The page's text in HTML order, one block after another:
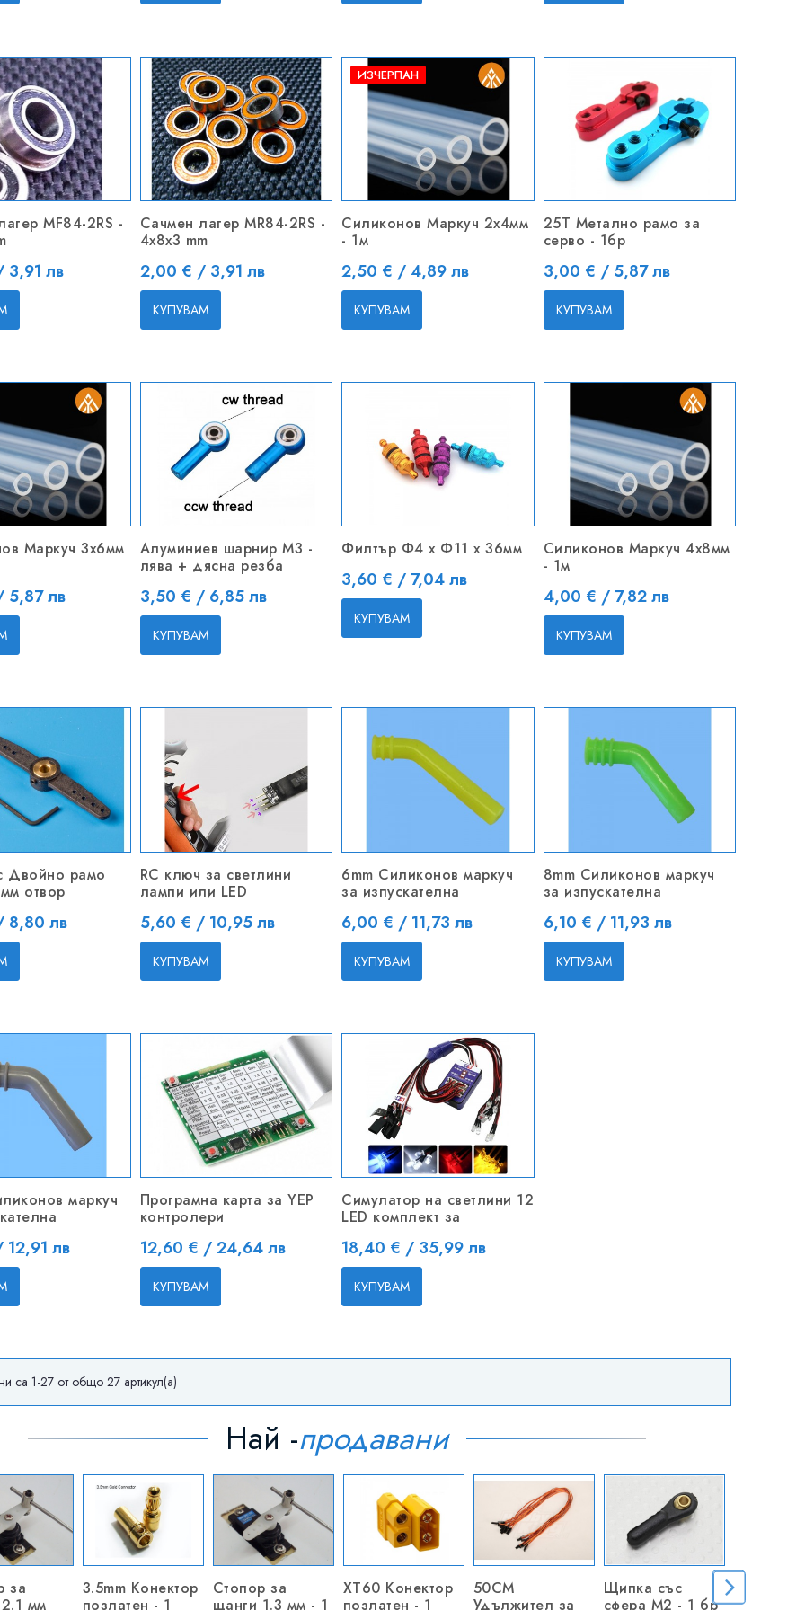
MF84-2RS -
лв
Сачмен лагер MR84-2RS -
4x8x3 mm
Цена
2,00 € / 3,91 лв
КУПУВАМ
ИЗЧЕРПАН
Силиконов Маркуч 2x4мм
- 1м
Цена
2,50 € / 4,89 лв
КУПУВАМ
25Т Метално рамо за
серво - 1бр
Цена
3,00 € / 5,87 лв
КУПУВАМ
Маркуч 3x6мм
лв
Алуминиев шарнир M3 -
лява + дясна резба
Цена
3,50 € / 6,85 лв
КУПУВАМ
Филтър Ф4 x Ф11 x 36мм
Цена
3,60 € / 7,04 лв
КУПУВАМ
Силиконов Маркуч 4x8мм
- 1м
Цена
4,00 € / 7,82 лв
КУПУВАМ
Двойно рамо
отвор
8,80 лв
RC ключ за светлини
лампи или LED
Цена
5,60 € / 10,95 лв
КУПУВАМ
6mm Силиконов маркуч
за изпускателна
Цена
6,00 € / 11,73 лв
КУПУВАМ
8mm Силиконов маркуч
за изпускателна
Цена
6,10 € / 11,93 лв
КУПУВАМ
маркуч
лв
Програмна карта за YEP
контролери
Цена
12,60 € / 24,64 лв
КУПУВАМ
Симулатор на светлини 12
LED комплект за
Цена
18,40 € / 35,99 лв
КУПУВАМ
са 1-27 от общо 27 артикул(а)
Най -продавани
за
мм
3.5mm Конектор
позлатен - 1
Стопор за
щанги 1.3 мм - 1
XT60 Конектор
позлатен - 1
50CM
Удължител за
Щипка със
сфера M2 - 1 бр
Метална
M2